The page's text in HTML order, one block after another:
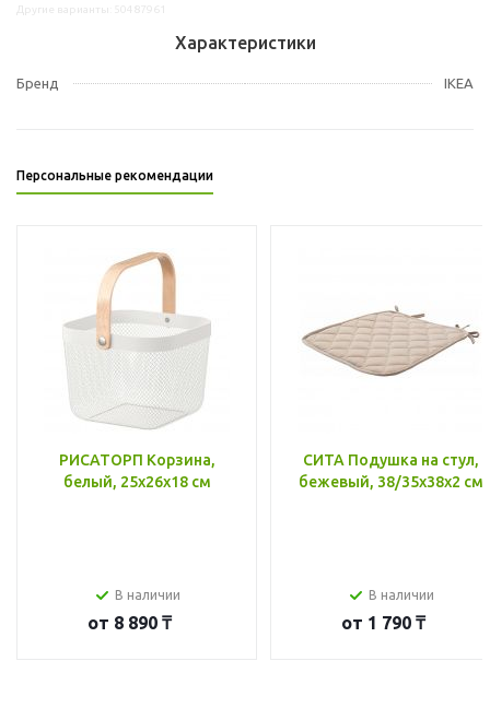
Характеристики
Бренд IKEA
Персональные рекомендации
РИСАТОРП Корзина,
белый, 25x26x18 см
В наличии
от 8 890 ₸
СИТА Подушка на стул,
бежевый, 38/35x38x2 см
В наличии
от 1 790 ₸